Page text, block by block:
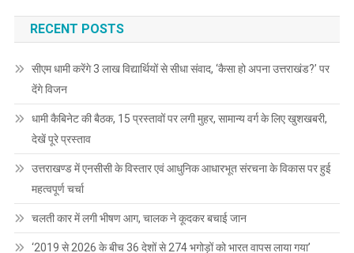
RECENT POSTS
सीएम धामी करेंगे 3 लाख विद्यार्थियों से सीधा संवाद, ‘कैसा हो अपना उत्तराखंड?’ पर
देंगे विजन
धामी कैबिनेट की बैठक, 15 प्रस्तावों पर लगी मुहर, सामान्य वर्ग के लिए खुशखबरी,
देखें पूरे प्रस्ताव
उत्तराखण्ड में एनसीसी के विस्तार एवं आधुनिक आधारभूत संरचना के विकास पर हुई
महत्वपूर्ण चर्चा
चलती कार में लगी भीषण आग, चालक ने कूदकर बचाई जान
‘2019 से 2026 के बीच 36 देशों से 274 भगोड़ों को भारत वापस लाया गया’